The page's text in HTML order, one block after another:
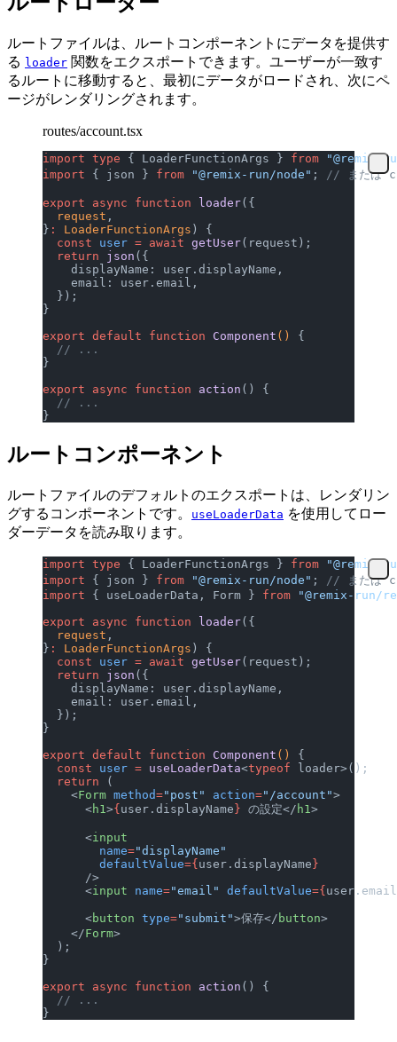
ルートファイルは、ルートコンポーネントにデータを提供す
る loader 関数をエクスポートできます。ユーザーが一致す
るルートに移動すると、最初にデータがロードされ、次にペ
ージがレンダリングされます。
routes/account.tsx
import type { LoaderFunctionArgs } from "@remix-
import { json } from "@remix-run/node" ; // または
export async function loader({
  request
,
} : LoaderFunctionArgs ) {
  const
user = await getUser(request);
  return
json ({
    displayName: user.displayName,
    email: user.email,
  });
}
export default function Component () {
  // ...
}
export async function action () {
  // ...
}
ルートコンポーネント
ルートファイルのデフォルトのエクスポートは、レンダリン
グするコンポーネントです。
useLoaderData を使用してロー
ダーデータを読み取ります。
import type { LoaderFunctionArgs } from "@remix-
import { json } from "@remix-run/node" ;
// または
import { useLoaderData, Form } from "@remix-run/
export async function loader({
  request
,
} : LoaderFunctionArgs ) {
  const
user = await getUser(request);
  return
json ({
    displayName: user.displayName,
    email: user.email,
  });
}
export default function Component () {
  const
user = useLoaderData<typeof loader>();
  return
(
    <
Form method="post" action="/account">
      <
h1>{ user.displayName } の設定</ h1>
      <
input
        name
="displayName"
        defaultValue
={ user.displayName }
      />
      <
input name="email" defaultValue={ user.email
      <
button type="submit">保存</ button>
    </
Form>
  );
}
export async function action () {
  // ...
}